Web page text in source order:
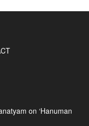
on ‘Hanuman